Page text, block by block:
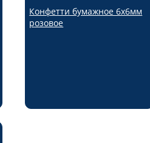
Конфетти бумажное 6х6мм
розовое